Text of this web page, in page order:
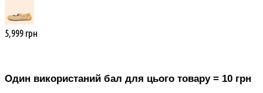
5,999 грн
Один використаний бал для цього товару = 10 грн